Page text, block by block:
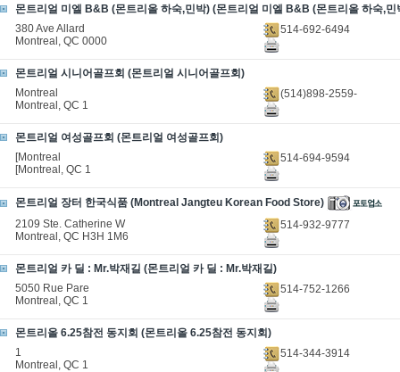
몬트리얼 미엘 B&B (몬트리올 하숙,민박) (몬트리얼 미엘 B&B (몬트리올 하숙,민
380 Ave Allard
Montreal, QC 0000
514-692-6494
몬트리얼 시니어골프회 (몬트리얼 시니어골프회)
Montreal
Montreal, QC 1
(514)898-2559-
몬트리얼 여성골프회 (몬트리얼 여성골프회)
[Montreal
[Montreal, QC 1
514-694-9594
몬트리얼 장터 한국식품 (Montreal Jangteu Korean Food Store)
2109 Ste. Catherine W
Montreal, QC H3H 1M6
514-932-9777
몬트리얼 카 딜 : Mr.박재길 (몬트리얼 카 딜 : Mr.박재길)
5050 Rue Pare
Montreal, QC 1
514-752-1266
몬트리올 6.25참전 동지회 (몬트리올 6.25참전 동지회)
1
Montreal, QC 1
514-344-3914